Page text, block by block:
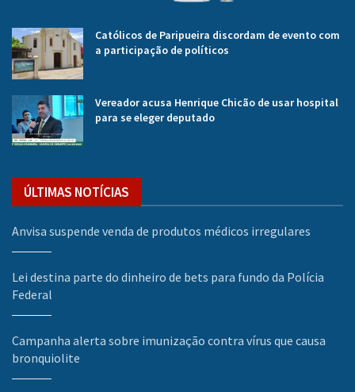
Católicos de Paripueira discordam de evento com
a participação de políticos
Vereador acusa Henrique Chicão de usar hospital
para se eleger deputado
ÚLTIMAS NOTÍCIAS
Anvisa suspende venda de produtos médicos irregulares
Lei destina parte do dinheiro de bets para fundo da Polícia
Federal
Campanha alerta sobre imunização contra vírus que causa
bronquiolite